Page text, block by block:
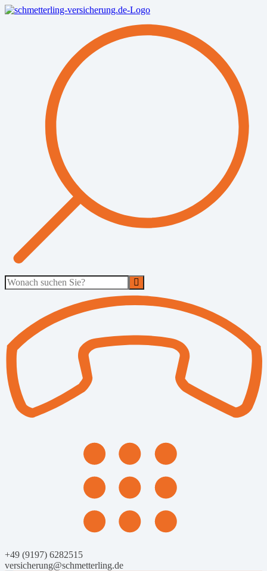
+49 (9197) 6282515
versicherung@schmetterling.de